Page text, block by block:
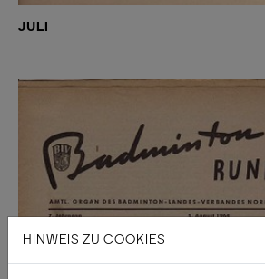
JULI
HINWEIS ZU COOKIES